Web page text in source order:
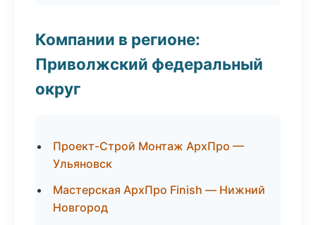
Компании в регионе:
Приволжский федеральный
округ
Проект-Строй Монтаж АрхПро —
Ульяновск
Мастерская АрхПро Finish — Нижний
Новгород